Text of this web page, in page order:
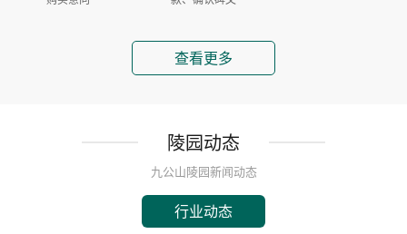
查看更多
陵园动态
九公山陵园新闻动态
行业动态